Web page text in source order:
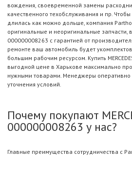
вождения, своевременной замены
качественного техобслуживания и пр.
длилась как можно дольше, компания
оригинальные и неоригинальные запчасти,
000000008263 с гарантией от
ремонте ваш автомобиль будет
большим рабочим ресурсом. Купить
выгодной цене в Харькове максимально
нужными товарами. Менеджеры оперативно
уточнения условий.
Почему покупают
000000008263 у нас?
Главные преимущества сотрудничества с